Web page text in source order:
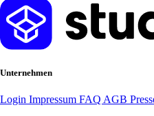
Unternehmen
Login Impressum FAQ AGB